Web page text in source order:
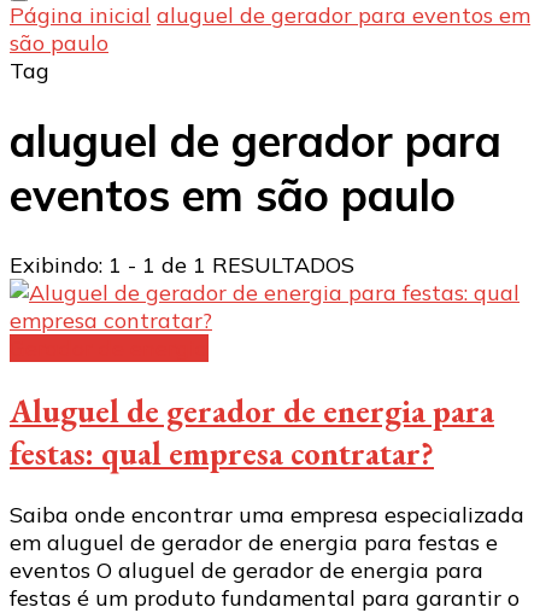
Página inicial aluguel de gerador para eventos em
são paulo
Tag
aluguel de gerador para
eventos em são paulo
Exibindo: 1 - 1 de 1 RESULTADOS
Aluguel de gerador de energia para
festas: qual empresa contratar?
Saiba onde encontrar uma empresa especializada
em aluguel de gerador de energia para festas e
eventos O aluguel de gerador de energia para
festas é um produto fundamental para garantir o